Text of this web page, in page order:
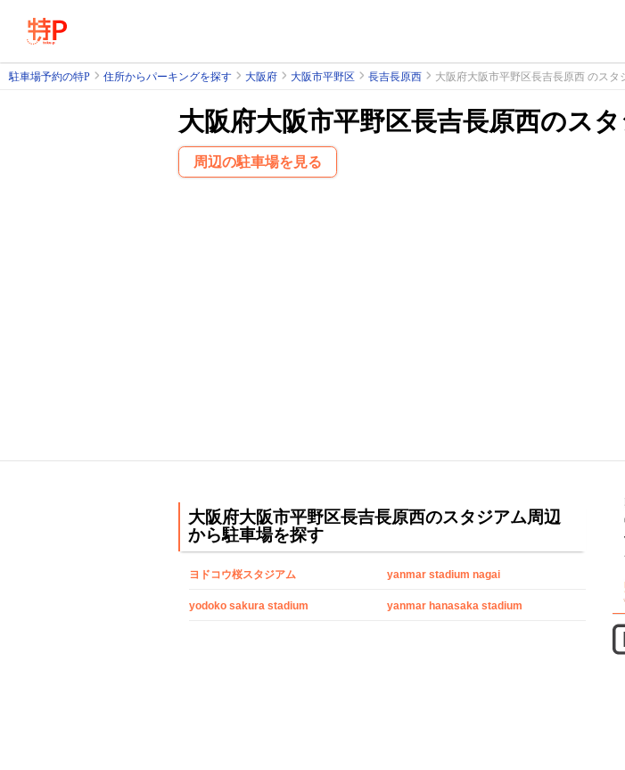
駐車場予約の特P 住所からパーキングを探す 大阪府 大阪市平野区 長吉長原西 大阪府大阪市平野区長吉長原西 のスタ
大阪府大阪市平野区長吉長原西のス
周辺の駐車場を見る
大阪府大阪市平野区長吉長原西のスタジアム周辺
から駐車場を探す
ヨドコウ桜スタジアム yanmar stadium nagai
yodoko sakura stadium yanmar hanasaka stadium